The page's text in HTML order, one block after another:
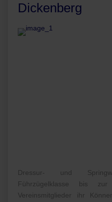
Dickenberg
Dressur- und
Führzügelklasse bis
Vereinsmitglieder ihr